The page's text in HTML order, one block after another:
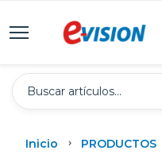
Inicio PRODUCTOS